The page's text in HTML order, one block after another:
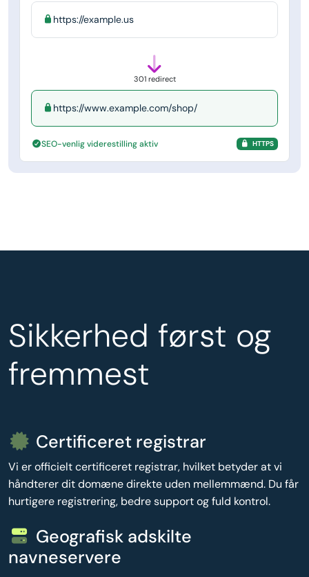
https://example.us
301 redirect
https://www.example.com/shop/
SEO-venlig viderestilling aktiv HTTPS
Sikkerhed først og
fremmest
Certificeret registrar
Vi er officielt certificeret registrar, hvilket betyder at vi
håndterer dit domæne direkte uden mellemmænd. Du får
hurtigere registrering, bedre support og fuld kontrol.
Geografisk adskilte
navneservere